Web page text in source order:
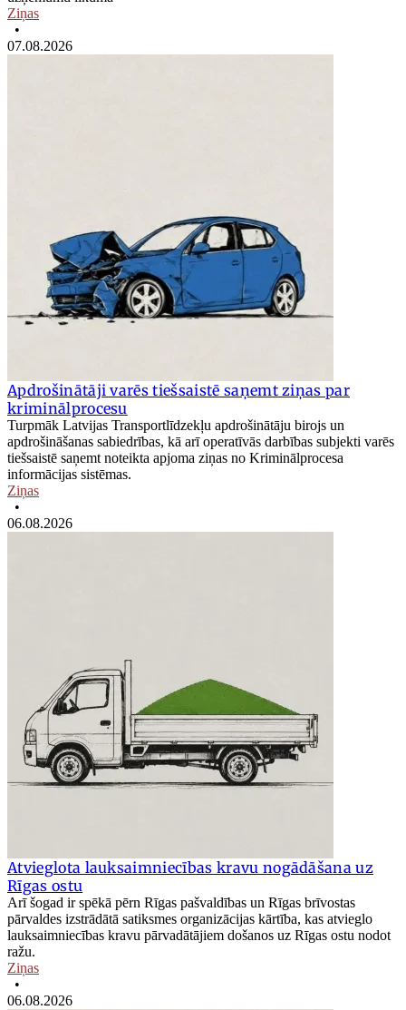
Ziņas
•
07.08.2026
Apdrošinātāji varēs tiešsaistē saņemt ziņas par
kriminālprocesu
Turpmāk Latvijas Transportlīdzekļu apdrošinātāju birojs un
apdrošināšanas sabiedrības, kā arī operatīvās darbības subjekti varēs
tiešsaistē saņemt noteikta apjoma ziņas no Kriminālprocesa
informācijas sistēmas.
Ziņas
•
06.08.2026
Atvieglota lauksaimniecības kravu nogādāšana uz
Rīgas ostu
Arī šogad ir spēkā pērn Rīgas pašvaldības un Rīgas brīvostas
pārvaldes izstrādātā satiksmes organizācijas kārtība, kas atvieglo
lauksaimniecības kravu pārvadātājiem došanos uz Rīgas ostu nodot
ražu.
Ziņas
•
06.08.2026